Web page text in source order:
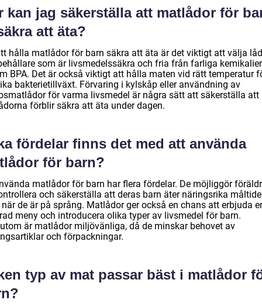
kan jag säkerställa att matlådor för
att äta?
hålla matlådor för barn säkra att äta är det viktigt att välja
som är livsmedelssäkra och fria från farliga kemikalier
BPA. Det är också viktigt att hålla maten vid rätt temperatur
bakterietillväxt. Förvaring i kylskåp eller användning av
för varma livsmedel är några sätt att säkerställa att
förblir säkra att äta under dagen.
fördelar finns det med att använda
för barn?
matlådor för barn har flera fördelar. De möjliggör
och säkerställa att deras barn äter näringsrika
de är på språng. Matlådor ger också en chans att erbjuda
meny och introducera olika typer av livsmedel för barn.
är matlådor miljövänliga, då de minskar behovet av
och förpackningar.
typ av mat passar bäst i matlådor